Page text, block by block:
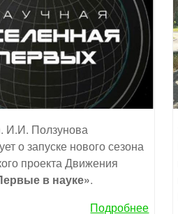
И.И. Ползунова
о запуске нового сезона
проекта Движения
в науке».
Подробнее